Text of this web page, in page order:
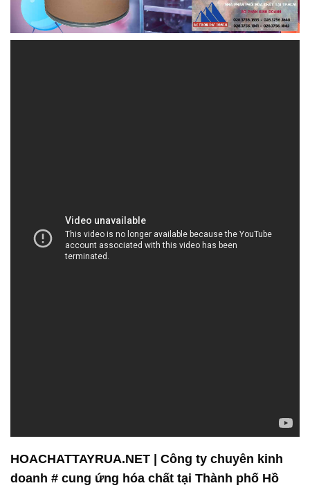
HOACHATTAYRUA.NET | Công ty chuyên kinh
doanh # cung ứng hóa chất tại Thành phố Hồ